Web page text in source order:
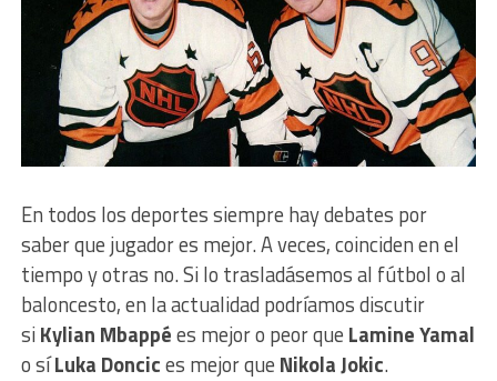
En todos los deportes siempre hay debates por
saber que jugador es mejor. A veces, coinciden en el
tiempo y otras no. Si lo trasladásemos al fútbol o al
baloncesto, en la actualidad podríamos discutir
siKylian Mbappées mejor o peor que Lamine Yamal
o síLuka Doncices mejor que Nikola Jokic.